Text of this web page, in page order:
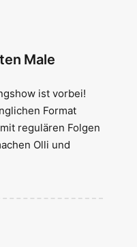
Male
ist vorbei!
Format
regulären Folgen
Olli und